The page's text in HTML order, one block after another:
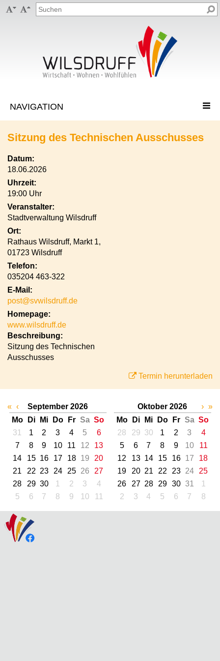
 
Sitzung des Technischen Ausschusses
Datum:
18.06.2026
Uhrzeit:
19:00 Uhr
Veranstalter:
Stadtverwaltung Wilsdruff
Ort:
Rathaus Wilsdruff, Markt 1,
01723 Wilsdruff
Telefon:
035204 463-322
E-Mail:
post@svwilsdruff.de
Homepage:
www.wilsdruff.de
Beschreibung:
Sitzung des Technischen
Ausschusses
Termin herunterladen
« ‹
September 2026
Mo
Di Mi Do Fr Sa So
31
1 2 3 4 5
6
7
8 9 10 11 12
13
14
15 16 17 18 19
20
21
22 23 24 25 26
27
28
29 30 1 2 3
4
5
6 7 8 9 10 11
Oktober 2026
Mo
Di Mi Do Fr Sa So
28
29 30 1 2 3
4
5
6 7 8 9 10
11
12
13 14 15 16 17
18
19
20 21 22 23 24
25
26
27 28 29 30 31
1
2
3 4 5 6 7 8
› »